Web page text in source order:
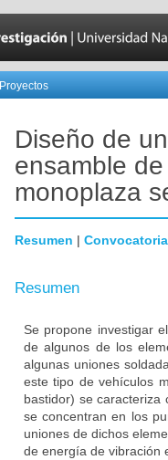
Proyectos
Diseño de
ensamble
monoplaza
Resumen | Convocatoria
Resumen
Se propone investigar
de algunos de los
algunas uniones
este tipo de vehículos
bastidor) se
se concentran en los
uniones de dichos
de energía de vibración